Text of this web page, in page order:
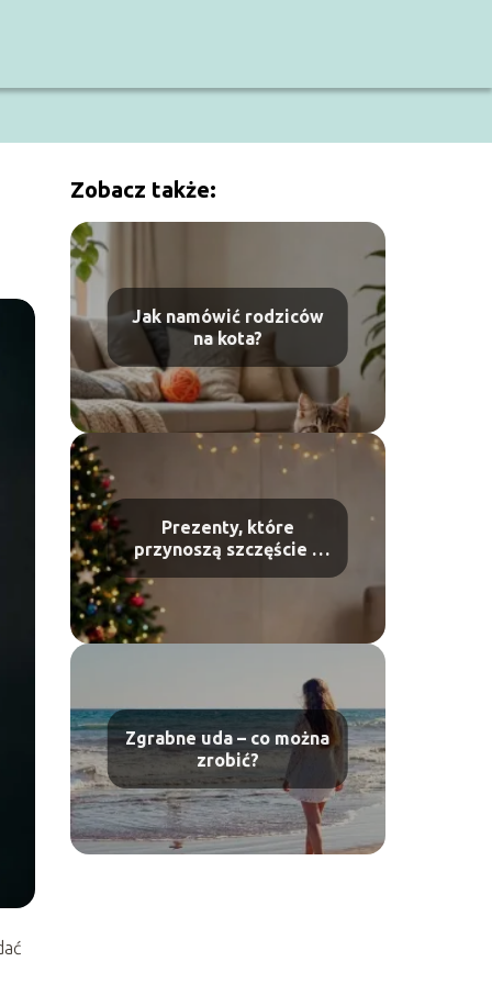
Zobacz także:
Jak namówić rodziców
na kota?
Prezenty, które
przynoszą szczęście –
Zgrabne uda – co można
zrobić?